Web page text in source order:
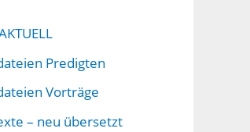
Predigten
Vorträge
– neu übersetzt